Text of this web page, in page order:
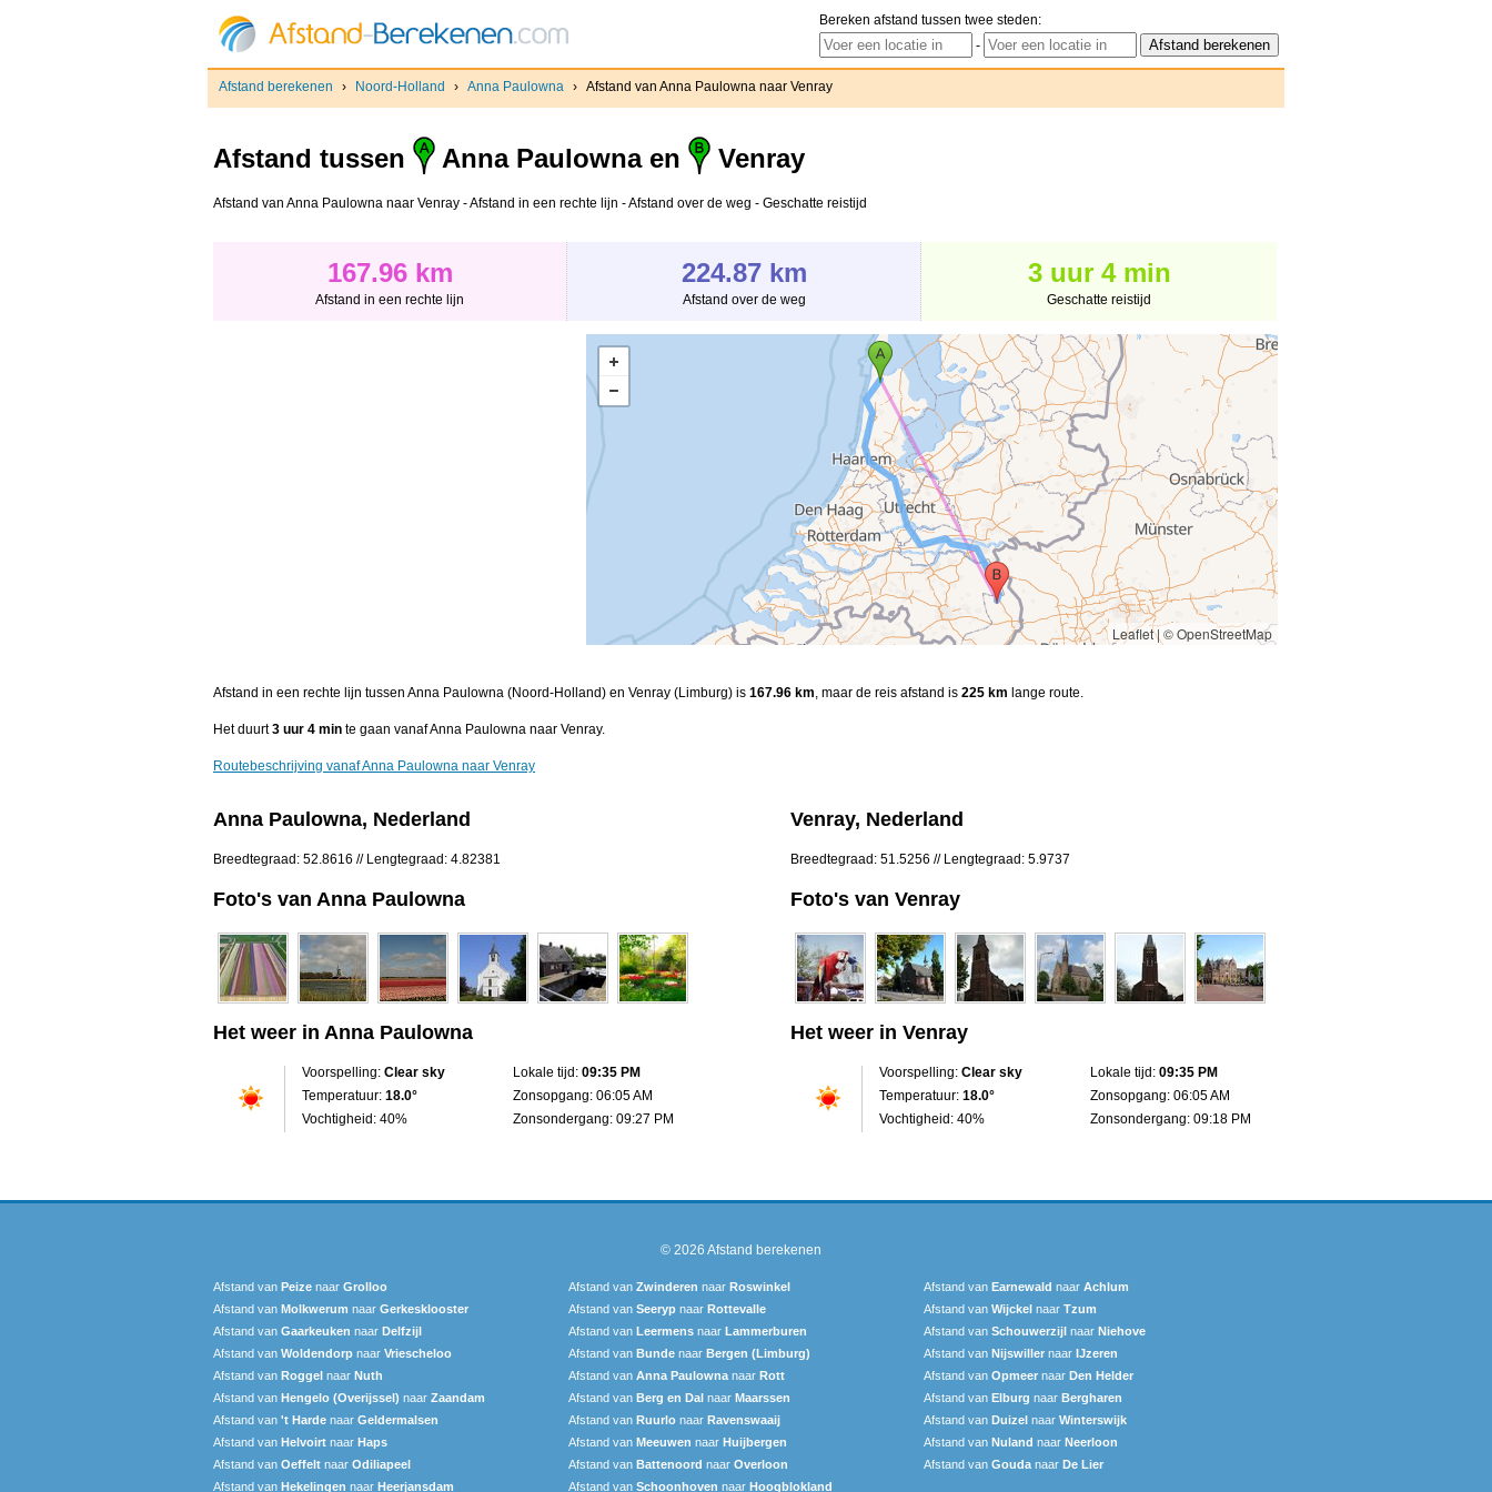
Bereken afstand tussen twee steden:
-
Afstand berekenen › Noord-Holland › Anna Paulowna › Afstand van Anna Paulowna naar Venray
Afstand tussen Anna Paulowna en Venray
Afstand van Anna Paulowna naar Venray - Afstand in een rechte lijn - Afstand over de weg - Geschatte reistijd
167.96 km
Afstand in een rechte lijn
224.87 km
Afstand over de weg
3 uur 4 min
Geschatte reistijd
Leaflet| © OpenStreetMap
Afstand in een rechte lijn tussen Anna Paulowna (Noord-Holland) en Venray (Limburg) is 167.96 km, maar de reis afstand is 225 km lange route.
Het duurt3 uur 4 min te gaan vanaf Anna Paulowna naar Venray.
Routebeschrijving vanaf Anna Paulowna naar Venray
Anna Paulowna, Nederland
Breedtegraad: 52.8616 // Lengtegraad: 4.82381
Foto's van Anna Paulowna
Het weer in Anna Paulowna
Voorspelling: Clear sky
Temperatuur: 18.0°
Vochtigheid: 40%
Lokale tijd: 09:35 PM
Zonsopgang: 06:05 AM
Zonsondergang: 09:27 PM
Venray, Nederland
Breedtegraad: 51.5256 // Lengtegraad: 5.9737
Foto's van Venray
Het weer in Venray
Voorspelling: Clear sky
Temperatuur: 18.0°
Vochtigheid: 40%
Lokale tijd: 09:35 PM
Zonsopgang: 06:05 AM
Zonsondergang: 09:18 PM
© 2026 Afstand berekenen
Afstand van Peize naar Grolloo Afstand van Zwinderen naar Roswinkel Afstand van Earnewald naar Achlum
Afstand van Molkwerum naar Gerkesklooster Afstand van Seeryp naar Rottevalle Afstand van Wijckel naar Tzum
Afstand van Gaarkeuken naar Delfzijl Afstand van Leermens naar Lammerburen Afstand van Schouwerzijl naar Niehove
Afstand van Woldendorp naar Vriescheloo Afstand van Bunde naar Bergen (Limburg) Afstand van Nijswiller naar IJzeren
Afstand van Roggel naar Nuth Afstand van Anna Paulowna naar Rott Afstand van Opmeer naar Den Helder
Afstand van Hengelo (Overijssel) naar Zaandam Afstand van Berg en Dal naar Maarssen Afstand van Elburg naar Bergharen
Afstand van 't Harde naar Geldermalsen Afstand van Ruurlo naar Ravenswaaij Afstand van Duizel naar Winterswijk
Afstand van Helvoirt naar Haps Afstand van Meeuwen naar Huijbergen Afstand van Nuland naar Neerloon
Afstand van Oeffelt naar Odiliapeel Afstand van Battenoord naar Overloon Afstand van Gouda naar De Lier
Afstand van Hekelingen naar Heerjansdam Afstand van Schoonhoven naar Hoogblokland